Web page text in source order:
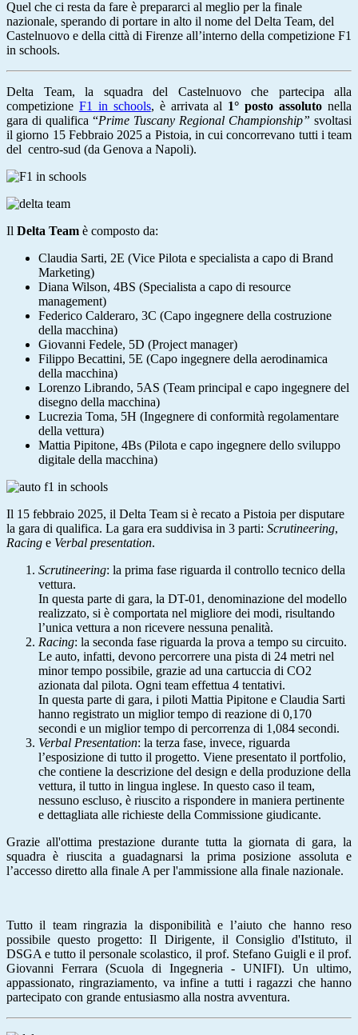
Quel che ci resta da fare è prepararci al meglio per la finale
nazionale, sperando di portare in alto il nome del Delta Team, del
Castelnuovo e della città di Firenze all’interno della competizione F1
in schools.
Delta Team, la squadra del Castelnuovo che partecipa alla
competizione F1 in schools, è arrivata al 1° posto assoluto nella
gara di qualifica “Prime Tuscany Regional Championship” svoltasi
il giorno 15 Febbraio 2025 a Pistoia, in cui concorrevano tutti i team
del centro-sud (da Genova a Napoli).
Il Delta Team è composto da:
Claudia Sarti, 2E (Vice Pilota e specialista a capo di Brand
Marketing)
Diana Wilson, 4BS (Specialista a capo di resource
management)
Federico Calderaro, 3C (Capo ingegnere della costruzione
della macchina)
Giovanni Fedele, 5D (Project manager)
Filippo Becattini, 5E (Capo ingegnere della aerodinamica
della macchina)
Lorenzo Librando, 5AS (Team principal e capo ingegnere del
disegno della macchina)
Lucrezia Toma, 5H (Ingegnere di conformità regolamentare
della vettura)
Mattia Pipitone, 4Bs (Pilota e capo ingegnere dello sviluppo
digitale della macchina)
Il 15 febbraio 2025, il Delta Team si è recato a Pistoia per disputare
la gara di qualifica. La gara era suddivisa in 3 parti: Scrutineering,
Racing e Verbal presentation.
Scrutineering: la prima fase riguarda il controllo tecnico della
vettura.
In questa parte di gara, la DT-01, denominazione del modello
realizzato, si è comportata nel migliore dei modi, risultando
l’unica vettura a non ricevere nessuna penalità.
Racing: la seconda fase riguarda la prova a tempo su circuito.
Le auto, infatti, devono percorrere una pista di 24 metri nel
minor tempo possibile, grazie ad una cartuccia di CO2
azionata dal pilota. Ogni team effettua 4 tentativi.
In questa parte di gara, i piloti Mattia Pipitone e Claudia Sarti
hanno registrato un miglior tempo di reazione di 0,170
secondi e un miglior tempo di percorrenza di 1,084 secondi.
Verbal Presentation: la terza fase, invece, riguarda
l’esposizione di tutto il progetto. Viene presentato il portfolio,
che contiene la descrizione del design e della produzione della
vettura, il tutto in lingua inglese. In questo caso il team,
nessuno escluso, è riuscito a rispondere in maniera pertinente
e dettagliata alle richieste della Commissione giudicante.
Grazie all'ottima prestazione durante tutta la giornata di gara, la
squadra è riuscita a guadagnarsi la prima posizione assoluta e
l’accesso diretto alla finale A per l'ammissione alla finale nazionale.
Tutto il team ringrazia la disponibilità e l’aiuto che hanno reso
possibile questo progetto: Il Dirigente, il Consiglio d'Istituto, il
DSGA e tutto il personale scolastico, il prof. Stefano Guigli e il prof.
Giovanni Ferrara (Scuola di Ingegneria - UNIFI). Un ultimo,
appassionato, ringraziamento, va infine a tutti i ragazzi che hanno
partecipato con grande entusiasmo alla nostra avventura.